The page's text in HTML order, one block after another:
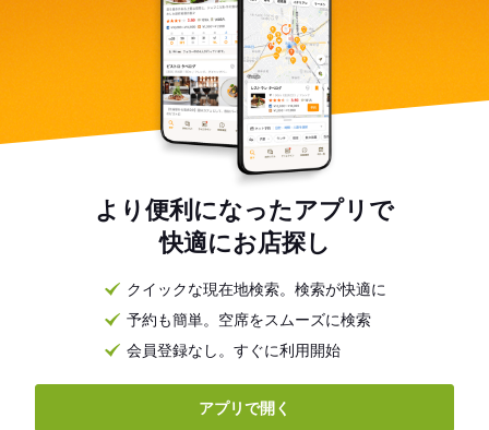
より便利になったアプリで
快適にお店探し
クイックな現在地検索。検索が快適に
予約も簡単。空席をスムーズに検索
会員登録なし。すぐに利用開始
アプリで開く